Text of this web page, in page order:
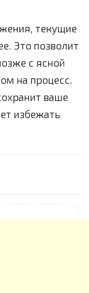
текущие
Это позволит
с ясной
на процесс.
ваше
избежать